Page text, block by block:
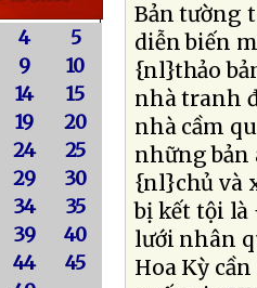
4
5
9
10
14
15
19
20
24
25
29
30
34
35
39
40
44
45
Bản tường
diễn biến
{nl}thảo
nhà tranh
nhà cầm
những bản
{nl}chủ và
bị kết tội là
lưới nhân
Hoa Kỳ